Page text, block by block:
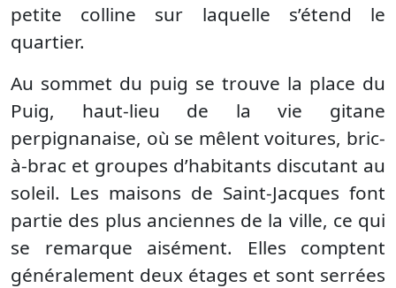
petite colline sur laquelle s’étend le
quartier.
Au sommet du puig se trouve la place du
Puig, haut-lieu de la vie gitane
perpignanaise, où se mêlent voitures, bric-
à-brac et groupes d’habitants discutant au
soleil. Les maisons de Saint-Jacques font
partie des plus anciennes de la ville, ce qui
se remarque aisément. Elles comptent
généralement deux étages et sont serrées